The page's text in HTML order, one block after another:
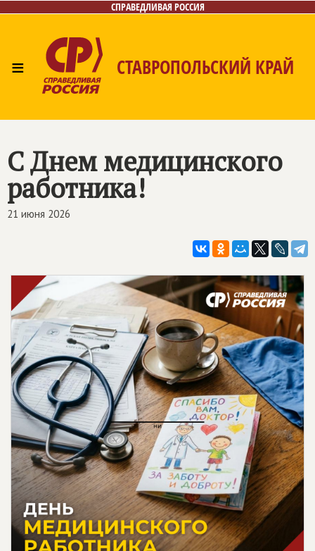
СПРАВЕДЛИВАЯ РОССИЯ
≡ СТАВРОПОЛЬСКИЙ КРАЙ
С Днем медицинского
работника!
21 июня 2026